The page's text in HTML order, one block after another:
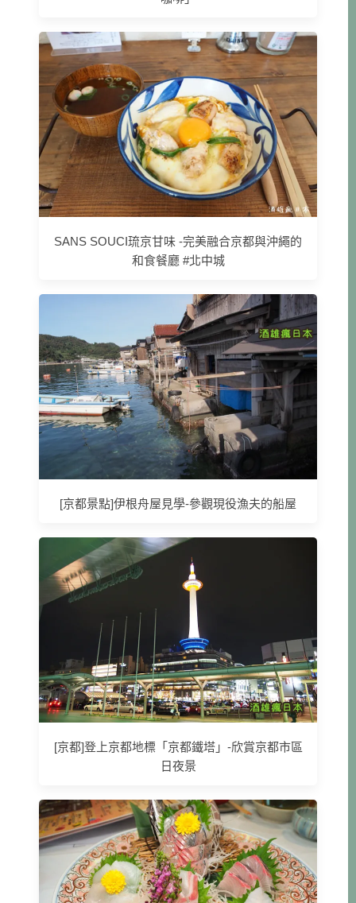
SANS SOUCI琉京甘味 -完美融合京都與沖繩的
和食餐廳 #北中城
[京都景點]伊根舟屋見學-參觀現役漁夫的船屋
[京都]登上京都地標「京都鐵塔」-欣賞京都市區
日夜景